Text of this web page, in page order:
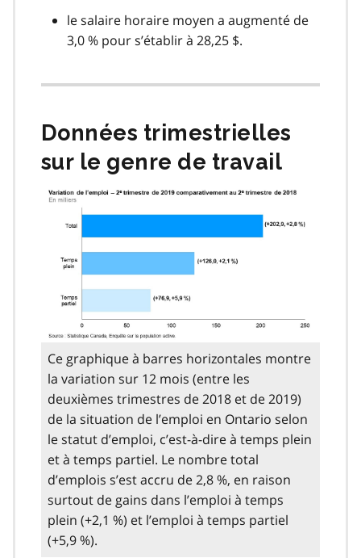
le salaire horaire moyen a augmenté de
3,0 % pour s’établir à 28,25 $.
Données trimestrielles
sur le genre de travail
Ce graphique à barres horizontales montre
la variation sur 12 mois (entre les
deuxièmes trimestres de 2018 et de 2019)
de la situation de l’emploi en Ontario selon
le statut d’emploi, c’est-à-dire à temps plein
et à temps partiel. Le nombre total
d’emplois s’est accru de 2,8 %, en raison
surtout de gains dans l’emploi à temps
plein (+2,1 %) et l’emploi à temps partiel
(+5,9 %).